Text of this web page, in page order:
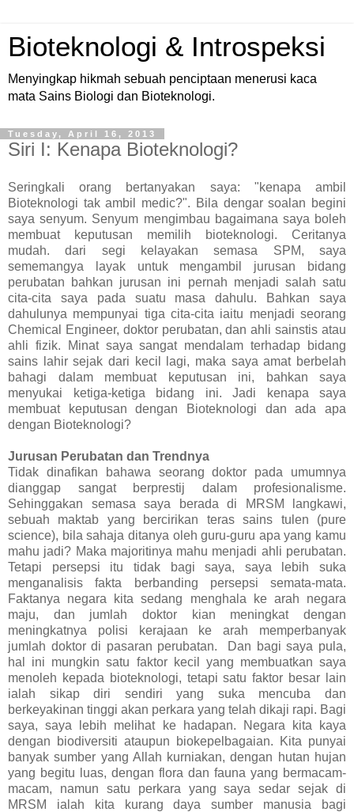
Bioteknologi & Introspeksi
Menyingkap hikmah sebuah penciptaan menerusi kaca
mata Sains Biologi dan Bioteknologi.
Tuesday, April 16, 2013
Siri I: Kenapa Bioteknologi?
Seringkali orang bertanyakan saya: "kenapa ambil
Bioteknologi tak ambil medic?". Bila dengar soalan begini
saya senyum. Senyum mengimbau bagaimana saya boleh
membuat keputusan memilih bioteknologi. Ceritanya
mudah. dari segi kelayakan semasa SPM, saya
sememangya layak untuk mengambil jurusan bidang
perubatan bahkan jurusan ini pernah menjadi salah satu
cita-cita saya pada suatu masa dahulu. Bahkan saya
dahulunya mempunyai tiga cita-cita iaitu menjadi seorang
Chemical Engineer, doktor perubatan, dan ahli sainstis atau
ahli fizik. Minat saya sangat mendalam terhadap bidang
sains lahir sejak dari kecil lagi, maka saya amat berbelah
bahagi dalam membuat keputusan ini, bahkan saya
menyukai ketiga-ketiga bidang ini. Jadi kenapa saya
membuat keputusan dengan Bioteknologi dan ada apa
dengan Bioteknologi?
Jurusan Perubatan dan Trendnya
Tidak dinafikan bahawa seorang doktor pada umumnya
dianggap sangat berprestij dalam profesionalisme.
Sehinggakan semasa saya berada di MRSM langkawi,
sebuah maktab yang bercirikan teras sains tulen (pure
science), bila sahaja ditanya oleh guru-guru apa yang kamu
mahu jadi? Maka majoritinya mahu menjadi ahli perubatan.
Tetapi persepsi itu tidak bagi saya, saya lebih suka
menganalisis fakta berbanding persepsi semata-mata.
Faktanya negara kita sedang menghala ke arah negara
maju, dan jumlah doktor kian meningkat dengan
meningkatnya polisi kerajaan ke arah memperbanyak
jumlah doktor di pasaran perubatan. Dan bagi saya pula,
hal ini mungkin satu faktor kecil yang membuatkan saya
menoleh kepada bioteknologi, tetapi satu faktor besar lain
ialah sikap diri sendiri yang suka mencuba dan
berkeyakinan tinggi akan perkara yang telah dikaji rapi. Bagi
saya, saya lebih melihat ke hadapan. Negara kita kaya
dengan biodiversiti ataupun biokepelbagaian. Kita punyai
banyak sumber yang Allah kurniakan, dengan hutan hujan
yang begitu luas, dengan flora dan fauna yang bermacam-
macam, namun satu perkara yang saya sedar sejak di
MRSM ialah kita kurang daya sumber manusia bagi